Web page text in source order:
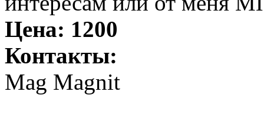
Цена: 1200
Контакты:
Mag Magnit